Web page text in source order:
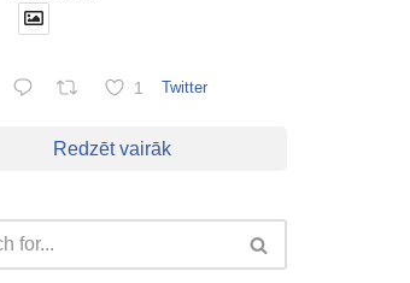
1 Twitter
Redzēt vairāk